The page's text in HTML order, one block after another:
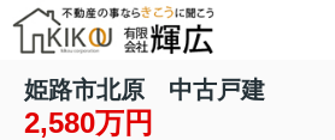
姫路市北原 中古戸建
2,580万円